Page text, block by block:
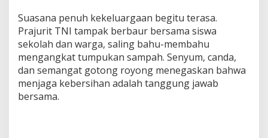
Suasana penuh kekeluargaan begitu terasa.
Prajurit TNI tampak berbaur bersama siswa
sekolah dan warga, saling bahu-membahu
mengangkat tumpukan sampah. Senyum, canda,
dan semangat gotong royong menegaskan bahwa
menjaga kebersihan adalah tanggung jawab
bersama.